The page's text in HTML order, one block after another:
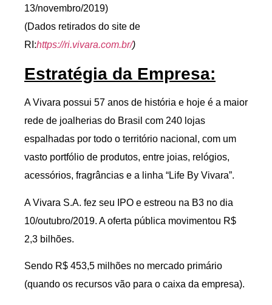
13/novembro/2019)
(Dados retirados do site de
RI:https://ri.vivara.com.br/)
Estratégia da Empresa:
A Vivara possui 57 anos de história e hoje é a maior
rede de joalherias do Brasil com 240 lojas
espalhadas por todo o território nacional, com um
vasto portfólio de produtos, entre joias, relógios,
acessórios, fragrâncias e a linha “Life By Vivara”.
A Vivara S.A. fez seu IPO e estreou na B3 no dia
10/outubro/2019. A oferta pública movimentou R$
2,3 bilhões.
Sendo R$ 453,5 milhões no mercado primário
(quando os recursos vão para o caixa da empresa).